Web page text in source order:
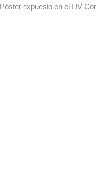
Póster expuesto en el LIV